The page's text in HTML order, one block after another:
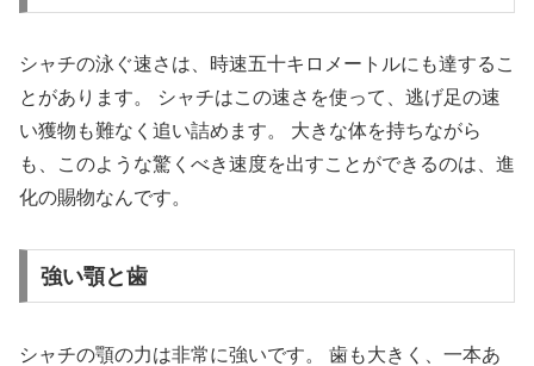
シャチの泳ぐ速さは、時速五十キロメートルにも達するこ
とがあります。 シャチはこの速さを使って、逃げ足の速
い獲物も難なく追い詰めます。 大きな体を持ちながら
も、このような驚くべき速度を出すことができるのは、進
化の賜物なんです。
強い顎と歯
シャチの顎の力は非常に強いです。 歯も大きく、一本あ